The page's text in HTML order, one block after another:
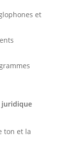
et
juridique
ton et la